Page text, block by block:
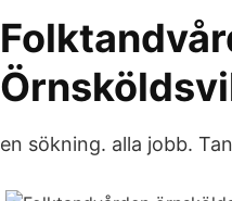
en sökning. alla jobb.